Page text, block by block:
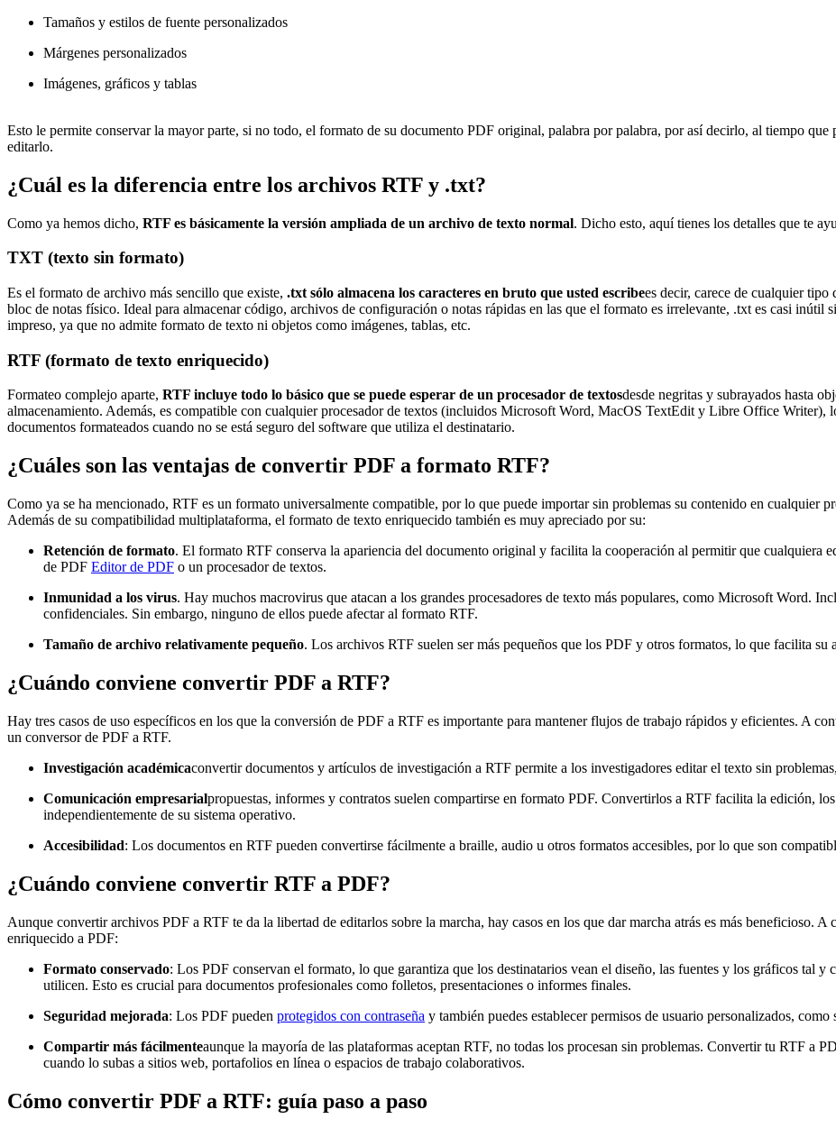
Tamaños y estilos de fuente personalizados
Márgenes personalizados
Imágenes, gráficos y tablas
Esto le permite conservar la mayor parte, si no todo, el formato de su documento PDF original, palabra por palabra, por así decirlo, al tiempo
editarlo.
¿Cuál es la diferencia entre los archivos RTF y .txt?
Como ya hemos dicho, RTF es básicamente la versión ampliada de un archivo de texto normal. Dicho esto, aquí tienes los detalles que te
TXT (texto sin formato)
Es el formato de archivo más sencillo que existe, .txt sólo almacena los caracteres en bruto que usted escribees decir, carece de cualquier
bloc de notas físico. Ideal para almacenar código, archivos de configuración o notas rápidas en las que el formato es irrelevante, .txt es casi inútil
impreso, ya que no admite formato de texto ni objetos como imágenes, tablas, etc.
RTF (formato de texto enriquecido)
Formateo complejo aparte, RTF incluye todo lo básico que se puede esperar de un procesador de textosdesde negritas y subrayados hasta
almacenamiento. Además, es compatible con cualquier procesador de textos (incluidos Microsoft Word, MacOS TextEdit y Libre Office Writer),
documentos formateados cuando no se está seguro del software que utiliza el destinatario.
¿Cuáles son las ventajas de convertir PDF a formato RTF?
Como ya se ha mencionado, RTF es un formato universalmente compatible, por lo que puede importar sin problemas su contenido en cualquier
Además de su compatibilidad multiplataforma, el formato de texto enriquecido también es muy apreciado por su:
Retención de formato. El formato RTF conserva la apariencia del documento original y facilita la cooperación al permitir que cualquiera
de PDF Editor de PDF o un procesador de textos.
Inmunidad a los virus. Hay muchos macrovirus que atacan a los grandes procesadores de texto más populares, como Microsoft Word.
confidenciales. Sin embargo, ninguno de ellos puede afectar al formato RTF.
Tamaño de archivo relativamente pequeño. Los archivos RTF suelen ser más pequeños que los PDF y otros formatos, lo que facilita su
¿Cuándo conviene convertir PDF a RTF?
Hay tres casos de uso específicos en los que la conversión de PDF a RTF es importante para mantener flujos de trabajo rápidos y eficientes. A
un conversor de PDF a RTF.
Investigación académicaconvertir documentos y artículos de investigación a RTF permite a los investigadores editar el texto sin problemas,
Comunicación empresarialpropuestas, informes y contratos suelen compartirse en formato PDF. Convertirlos a RTF facilita la edición,
independientemente de su sistema operativo.
Accesibilidad: Los documentos en RTF pueden convertirse fácilmente a braille, audio u otros formatos accesibles, por lo que son
¿Cuándo conviene convertir RTF a PDF?
Aunque convertir archivos PDF a RTF te da la libertad de editarlos sobre la marcha, hay casos en los que dar marcha atrás es más beneficioso.
enriquecido a PDF:
Formato conservado: Los PDF conservan el formato, lo que garantiza que los destinatarios vean el diseño, las fuentes y los gráficos tal
utilicen. Esto es crucial para documentos profesionales como folletos, presentaciones o informes finales.
Seguridad mejorada: Los PDF pueden protegidos con contraseña y también puedes establecer permisos de usuario personalizados,
Compartir más fácilmenteaunque la mayoría de las plataformas aceptan RTF, no todas los procesan sin problemas. Convertir tu RTF a
cuando lo subas a sitios web, portafolios en línea o espacios de trabajo colaborativos.
Cómo convertir PDF a RTF: guía paso a paso